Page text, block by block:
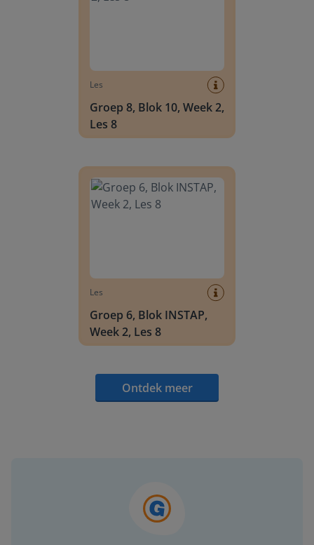
Les
Groep 8, Blok 10, Week 2,
Les 8
Les
Groep 6, Blok INSTAP,
Week 2, Les 8
Ontdek meer